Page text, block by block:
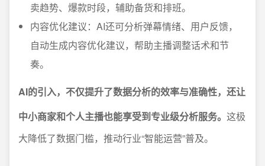
卖趋势、爆款时段，辅助备货和排班。
内容优化建议：AI还可分析弹幕情绪、用户反馈，
自动生成内容优化建议，帮助主播调整话术和节
奏。
AI的引入，不仅提升了数据分析的效率与准确性，还让
中小商家和个人主播也能享受到专业级分析服务。 这极
大降低了数据门槛，推动行业“智能运营”普及。